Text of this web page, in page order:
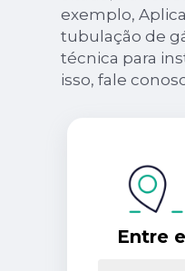
exemplo,
tubulação de
técnica para
isso, fale
Entre